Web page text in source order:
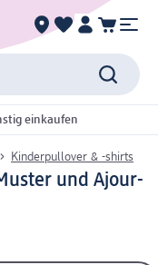
einkaufen
Kinderpullover & -shirts
und Ajour-